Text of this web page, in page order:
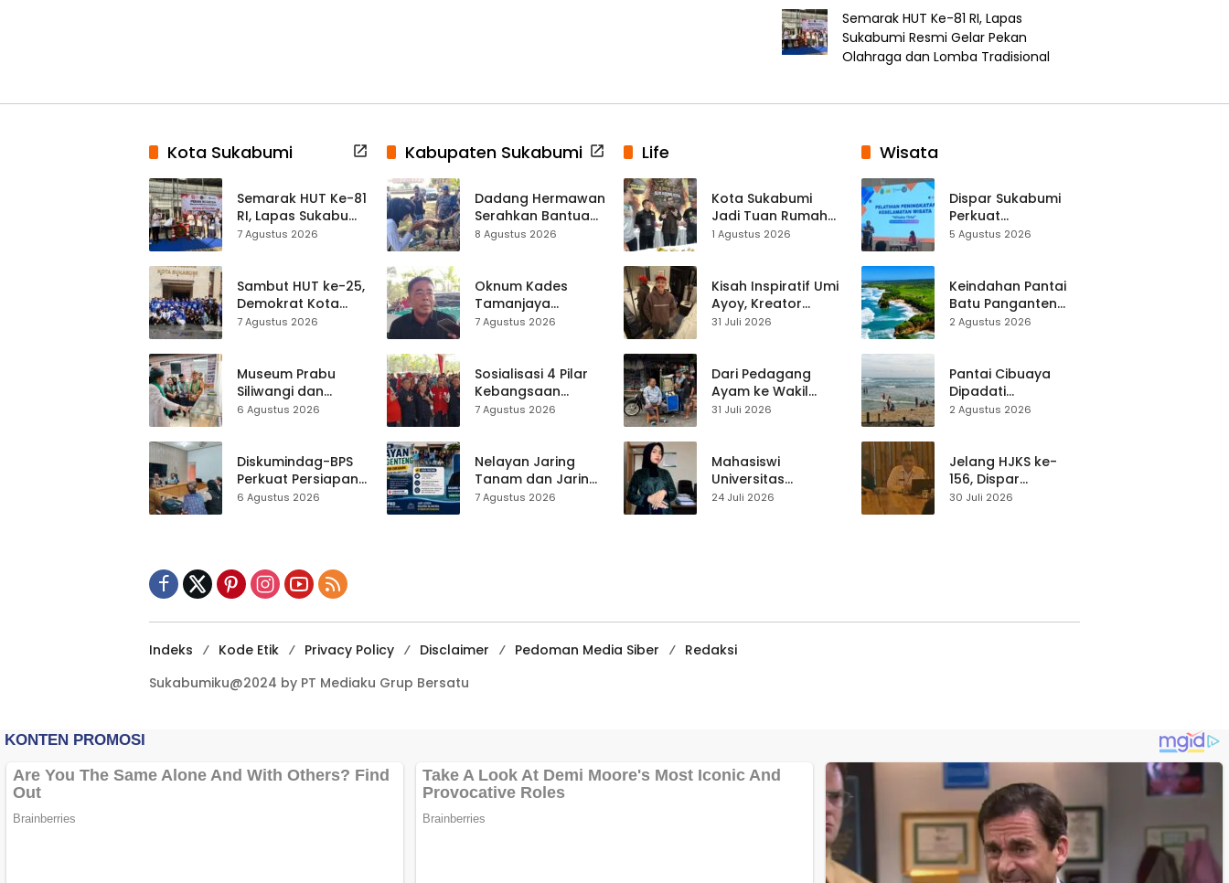
Semarak HUT Ke-81 RI, Lapas
Sukabumi Resmi Gelar Pekan
Olahraga dan Lomba Tradisional
Kota Sukabumi
Semarak HUT Ke-81
RI, Lapas Sukabumi
Resmi Gelar Pekan
7 Agustus 2026
Sambut HUT ke-25,
Demokrat Kota
Sukabumi
ASRI Lewat Aksi
Bersih Masjid
Agung
7 Agustus 2026
Museum Prabu
Siliwangi dan
Museum Keramik
Hampir 500 Koleksi
Dipisahkan
6 Agustus 2026
Diskumindag-BPS
Perkuat Persiapan
Sensus Ekonomi,
6 Agustus 2026
Kabupaten Sukabumi
Dadang Hermawan
Serahkan Bantuan
Seragam
Ciracap
8 Agustus 2026
Oknum Kades
Tamanjaya
Terjerat Kasus
Seleksi Calon
Kades Diperketat
7 Agustus 2026
Sosialisasi 4 Pilar
Kebangsaan
Digelar di
Tekankan
Pentingnya
Persatuan
7 Agustus 2026
Nelayan Jaring
Tanam dan Jaring
Obor
7 Agustus 2026
Life
Kota Sukabumi
Jadi Tuan Rumah
Kontes Batu Akik
1 Agustus 2026
Kisah Inspiratif Umi
Ayoy, Kreator
TikTok Asal
Live Streaming
31 Juli 2026
Dari Pedagang
Ayam ke Wakil
Ketua DPRD, H.
Pasar Cisaat
31 Juli 2026
Mahasiswi
Universitas
Muhammadiyah
24 Juli 2026
Wisata
Dispar Sukabumi
Perkuat
Keselamatan
Mitigasi hingga
Teknik Evakuasi
5 Agustus 2026
Keindahan Pantai
Batu Panganten
Mulai Dilirik
2 Agustus 2026
Pantai Cibuaya
Dipadati
Wisatawan,
Waspada
2 Agustus 2026
Jelang HJKS ke-
156, Dispar
Kabupaten
30 Juli 2026
Indeks Kode Etik Privacy Policy Disclaimer Pedoman Media Siber
Redaksi
Sukabumiku@2024 by PT Mediaku Grup Bersatu